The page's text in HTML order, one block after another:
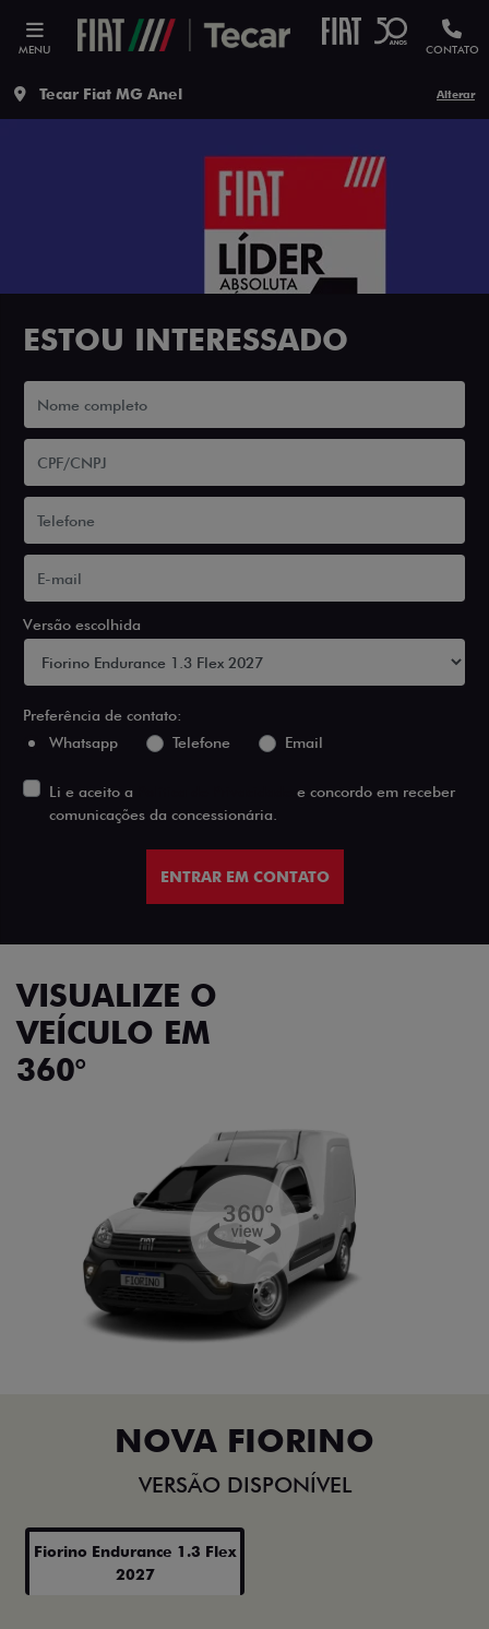
MENU CONTATO
Tecar Fiat MG Anel Alterar
ESTOU INTERESSADO
Versão escolhida
Preferência de contato:
Whatsapp
Telefone Email
Li e aceito a
e concordo em receber
comunicações da concessionária.
ENTRAR EM CONTATO
VISUALIZE O
VEÍCULO EM
360°
NOVA FIORINO
VERSÃO DISPONÍVEL
Fiorino Endurance 1.3 Flex
2027